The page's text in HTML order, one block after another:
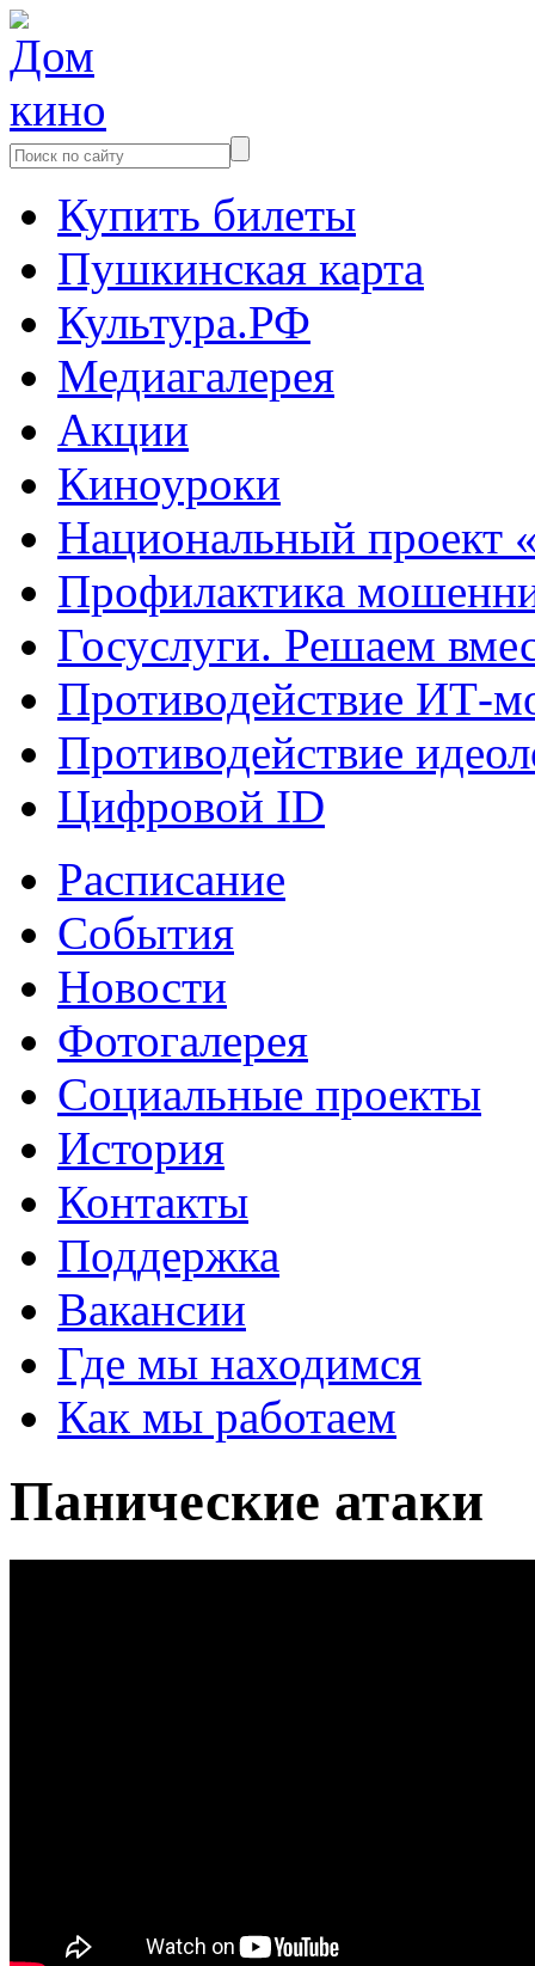
Купить билеты
Пушкинская карта
Культура.РФ
Медиагалерея
Акции
Киноуроки
Национальный проект
Профилактика
Госуслуги. Решаем
Противодействие ИТ-
Противодействие
Цифровой ID
Расписание
События
Новости
Фотогалерея
Социальные проекты
История
Контакты
Поддержка
Вакансии
Где мы находимся
Как мы работаем
Панические атаки